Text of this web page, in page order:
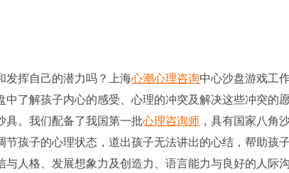
发挥自己的潜力吗？上海心潮心理咨询中心沙盘游戏工
了解孩子内心的感受、心理的冲突及解决这些冲突的
具。我们配备了我国第一批心理咨询师 ，具有国家八角
节孩子的心理状态，道出孩子无法讲出的心结，帮助孩
人格、发展想象力及创造力、语言能力与良好的人际